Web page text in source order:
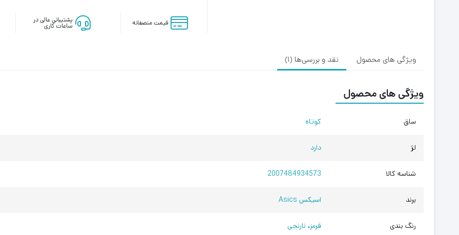
قیمت منصفانه پشتیبانی عالی در
ساعات کاری
ویژگی های محصول نقد و بررسی‌ها (1)
ویژگی های محصول
ساق کوتاه
لژ دارد
شناسه کالا 2007484934573
برند اسیکس Asics
رنگ بندی قرمز، نارنجی